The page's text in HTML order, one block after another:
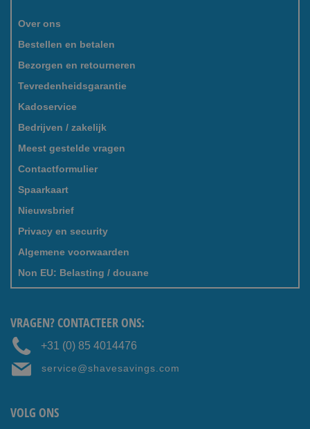
Over ons
Bestellen en betalen
Bezorgen en retourneren
Tevredenheidsgarantie
Kadoservice
Bedrijven / zakelijk
Meest gestelde vragen
Contactformulier
Spaarkaart
Nieuwsbrief
Privacy en security
Algemene voorwaarden
Non EU: Belasting / douane
VRAGEN? CONTACTEER ONS:
+31 (0) 85 4014476
service@shavesavings.com
VOLG ONS